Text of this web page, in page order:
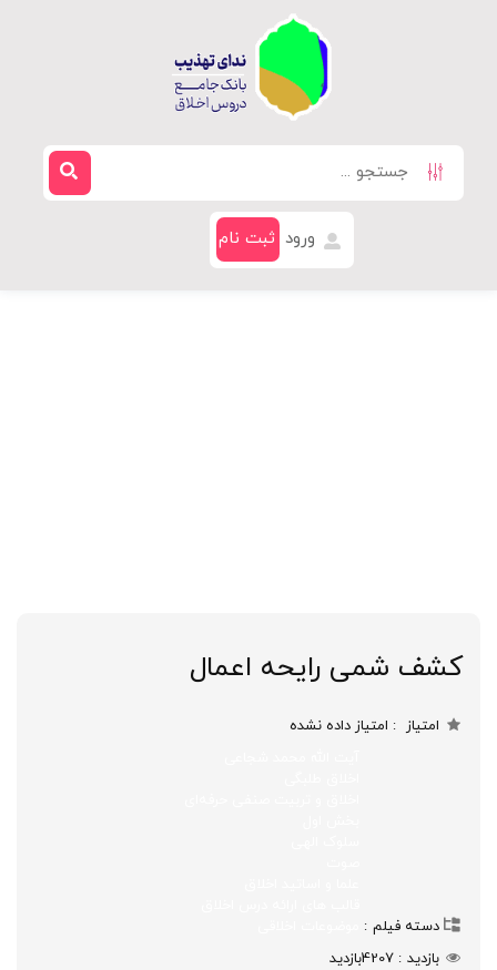
ورود ثبت نام
کشف شمی رایحه اعمال
امتیاز امتیاز داده نشده
دسته فیلم
بازدید
4207بازدید